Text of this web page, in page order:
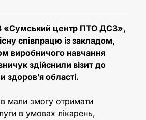
«Сумський центр ПТО ДСЗ»,
співпрацю із закладом,
виробничого навчання
здійснили візит до
здоров’я області.
мали змогу отримати
в умовах лікарень,